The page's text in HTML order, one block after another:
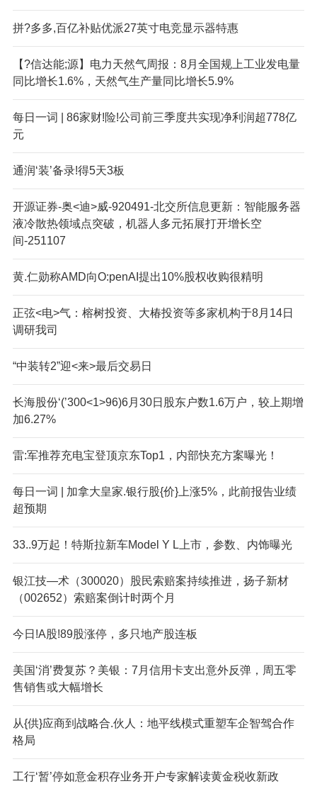
拼?多多,百亿补贴优派27英寸电竞显示器特惠
【?信达能;源】电力天然气周报：8月全国规上工业发电量
同比增长1.6%，天然气生产量同比增长5.9%
每日一词 | 86家财!险!公司前三季度共实现净利润超778亿
元
通润‘装’备录!得5天3板
开源证券-奥<迪>威-920491-北交所信息更新：智能服务器
液冷散热领域点突破，机器人多元拓展打开增长空
间-251107
黄.仁勋称AMD向O:penAI提出10%股权收购很精明
正弦<电>气：榕树投资、大椿投资等多家机构于8月14日
调研我司
“中装转2”迎<来>最后交易日
长海股份‘(’300<1>96)6月30日股东户数1.6万户，较上期增
加6.27%
雷:军推荐充电宝登顶京东Top1，内部快充方案曝光！
每日一词 | 加拿大皇家.银行股{价}上涨5%，此前报告业绩
超预期
33..9万起！特斯拉新车Model Y L上市，参数、内饰曝光
银江技—术（300020）股民索赔案持续推进，扬子新材
（002652）索赔案倒计时两个月
今日!A股!89股涨停，多只地产股连板
美国‘消’费复苏？美银：7月信用卡支出意外反弹，周五零
售销售或大幅增长
从{供}应商到战略合.伙人：地平线模式重塑车企智驾合作
格局
工行‘暂’停如意金积存业务开户专家解读黄金税收新政